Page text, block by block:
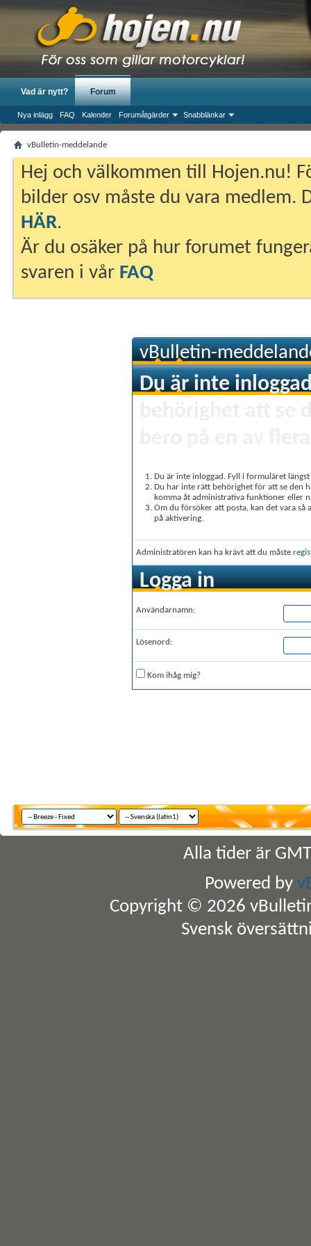
Vad är nytt? Forum
Nya inlägg FAQ Kalender Forumåtgärder Snabblänkar
vBulletin-meddelande
Hej och välkommen till Hojen.nu!
bilder osv måste du vara medlem.
HÄR.
Är du osäker på hur forumet
svaren i vår FAQ
vBulletin-
Du är inte
Du är inte inloggad. Fyll i formuläret
Du har inte rätt behörighet för att se den
komma åt administrativa funktioner eller
Om du försöker att posta, kan det vara
på aktivering.
Administratören kan ha krävt att du måste
Logga in
Användarnamn:
Lösenord:
Kom ihåg mig?
Alla tider är
Powered by
Copyright © 2026
Svensk